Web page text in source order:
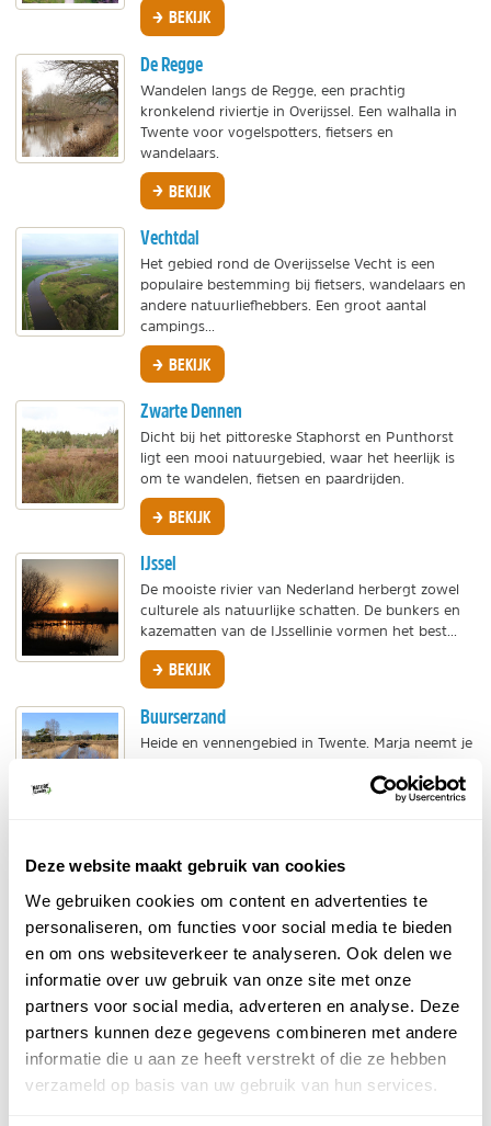
Deze website maakt gebruik van cookies
We gebruiken cookies om content en advertenties te
personaliseren, om functies voor social media te bieden
en om ons websiteverkeer te analyseren. Ook delen we
informatie over uw gebruik van onze site met onze
partners voor social media, adverteren en analyse. Deze
partners kunnen deze gegevens combineren met andere
informatie die u aan ze heeft verstrekt of die ze hebben
verzameld op basis van uw gebruik van hun services.
BEKIJK
De Regge
Wandelen langs de Regge, een prachtig
kronkelend riviertje in Overijssel. Een walhalla in
Twente voor vogelspotters, fietsers en
wandelaars.
BEKIJK
Vechtdal
Het gebied rond de Overijsselse Vecht is een
populaire bestemming bij fietsers, wandelaars en
andere natuurliefhebbers. Een groot aantal
campings...
BEKIJK
Zwarte Dennen
Dicht bij het pittoreske Staphorst en Punthorst
ligt een mooi natuurgebied, waar het heerlijk is
om te wandelen, fietsen en paardrijden.
BEKIJK
IJssel
De mooiste rivier van Nederland herbergt zowel
culturele als natuurlijke schatten. De bunkers en
kazematten van de IJssellinie vormen het best...
BEKIJK
Buurserzand
Heide en vennengebied in Twente. Marja neemt je
Haaksbergerveen
Een van de mooiste natuurgebieden in de
een van haar favoriete wandelgebieden in het
oosten van...
BEKIJK
Duursche Waarden
Schitterend natuurgebied in de uiterwaarden van
de IJssel. Hier kan je prachtig wandelen en vogels